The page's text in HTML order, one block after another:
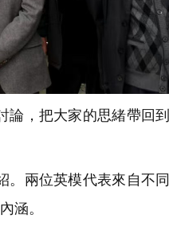
，把大家的思緒帶回
兩位英模代表來自不
涵。